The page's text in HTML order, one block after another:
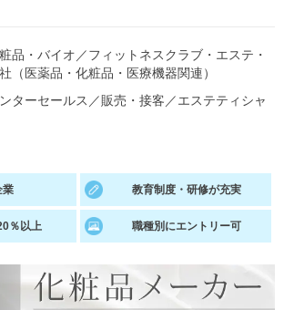
スカウト お知らせ
サポート
載！ お役立ち記事・相談室など
断 就活チャンネル
ペーパー よくある質問
品・バイオ ／フィットネスクラブ・エステ・
（医薬品・化粧品・医療機器関連）
ターセールス ／販売・接客 ／エステティシャ
業 教育制度・研修が充実
％以上 職種別にエントリー可